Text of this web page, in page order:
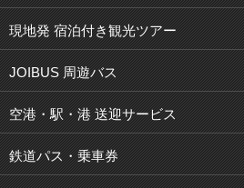
現地発 宿泊付き観光ツアー
JOIBUS 周遊バス
空港・駅・港 送迎サービス
鉄道パス・乗車券